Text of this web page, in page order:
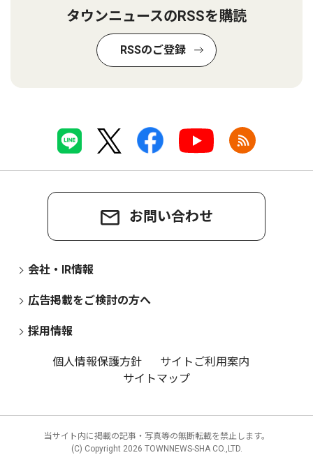
タウンニュースのRSSを購読
RSSのご登録
お問い合わせ
会社・IR情報
広告掲載をご検討の方へ
採用情報
個人情報保護方針
サイトご利用案内
サイトマップ
当サイト内に掲載の記事・写真等の無断転載を禁止します。
(C) Copyright 2026 TOWNNEWS-SHA CO.,LTD.